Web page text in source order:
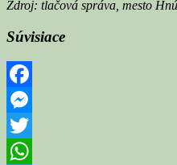
Zdroj: tlačová správa, mesto
Súvisiace
Facebook
Messenger
Twitter